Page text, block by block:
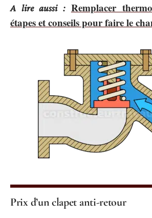
A lire aussi : Remplacer
étapes et conseils pour faire le
Prix d’un clapet anti-retour